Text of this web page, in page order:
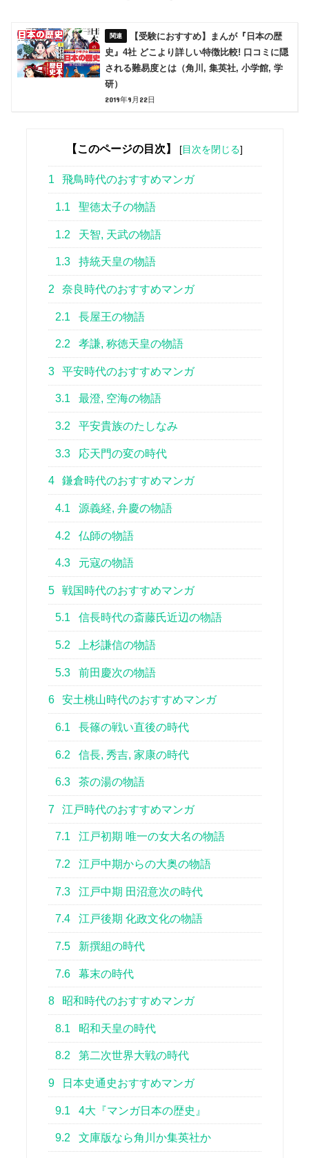
【受験におすすめ】まんが『日本の歴
史』4社 どこより詳しい特徴比較! 口コミに隠
される難易度とは（角川, 集英社, 小学館, 学
研）
2019年9月22日
【このページの目次】 [目次を閉じる]
1 飛鳥時代のおすすめマンガ
1.1 聖徳太子の物語
1.2 天智, 天武の物語
1.3 持統天皇の物語
2 奈良時代のおすすめマンガ
2.1 長屋王の物語
2.2 孝謙, 称徳天皇の物語
3 平安時代のおすすめマンガ
3.1 最澄, 空海の物語
3.2 平安貴族のたしなみ
3.3 応天門の変の時代
4 鎌倉時代のおすすめマンガ
4.1 源義経, 弁慶の物語
4.2 仏師の物語
4.3 元寇の物語
5 戦国時代のおすすめマンガ
5.1 信長時代の斎藤氏近辺の物語
5.2 上杉謙信の物語
5.3 前田慶次の物語
6 安土桃山時代のおすすめマンガ
6.1 長篠の戦い直後の時代
6.2 信長, 秀吉, 家康の時代
6.3 茶の湯の物語
7 江戸時代のおすすめマンガ
7.1 江戸初期 唯一の女大名の物語
7.2 江戸中期からの大奥の物語
7.3 江戸中期 田沼意次の時代
7.4 江戸後期 化政文化の物語
7.5 新撰組の時代
7.6 幕末の時代
8 昭和時代のおすすめマンガ
8.1 昭和天皇の時代
8.2 第二次世界大戦の時代
9 日本史通史おすすめマンガ
9.1 4大『マンガ日本の歴史』
9.2 文庫版なら角川か集英社か